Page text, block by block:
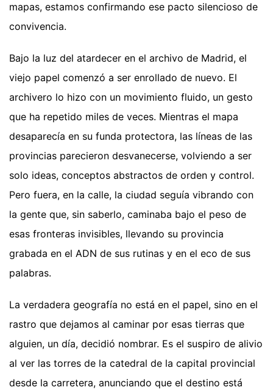
mapas, estamos confirmando ese pacto silencioso de
convivencia.
Bajo la luz del atardecer en el archivo de Madrid, el
viejo papel comenzó a ser enrollado de nuevo. El
archivero lo hizo con un movimiento fluido, un gesto
que ha repetido miles de veces. Mientras el mapa
desaparecía en su funda protectora, las líneas de las
provincias parecieron desvanecerse, volviendo a ser
solo ideas, conceptos abstractos de orden y control.
Pero fuera, en la calle, la ciudad seguía vibrando con
la gente que, sin saberlo, caminaba bajo el peso de
esas fronteras invisibles, llevando su provincia
grabada en el ADN de sus rutinas y en el eco de sus
palabras.
La verdadera geografía no está en el papel, sino en el
rastro que dejamos al caminar por esas tierras que
alguien, un día, decidió nombrar. Es el suspiro de alivio
al ver las torres de la catedral de la capital provincial
desde la carretera, anunciando que el destino está